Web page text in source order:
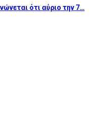
ότι αύριο την 7…